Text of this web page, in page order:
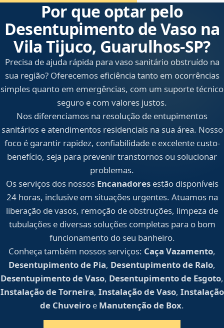
Por que optar pelo
Desentupimento de Vaso na
Vila Tijuco, Guarulhos‑SP?
Precisa de ajuda rápida para vaso sanitário obstruído na
sua região? Oferecemos eficiência tanto em ocorrências
simples quanto em emergências, com um suporte técnico
seguro e com valores justos.
Nos diferenciamos na resolução de entupimentos
sanitários e atendimentos residenciais na sua área. Nosso
foco é garantir rapidez, confiabilidade e excelente custo-
benefício, seja para prevenir transtornos ou solucionar
problemas.
Os serviços dos nossos Encanadoresestão disponíveis
24 horas, inclusive em situações urgentes. Atuamos na
liberação de vasos, remoção de obstruções, limpeza de
tubulações e diversas soluções completas para o bom
funcionamento do seu banheiro.
Conheça também nossos serviços: Caça Vazamento,
Desentupimento de Pia, Desentupimento de Ralo,
Desentupimento de Vaso, Desentupimento de Esgoto,
Instalação de Torneira, Instalação de Vaso, Instalação
de Chuveiro e Manutenção de Box.